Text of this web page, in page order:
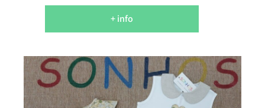
+ info